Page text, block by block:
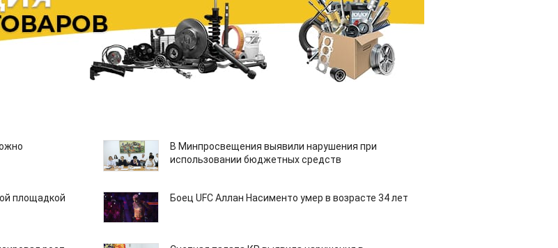
В Минпросвещения выявили нарушения при
использовании бюджетных средств
площадкой
Боец UFC Аллан Насименто умер в возрасте 34 лет